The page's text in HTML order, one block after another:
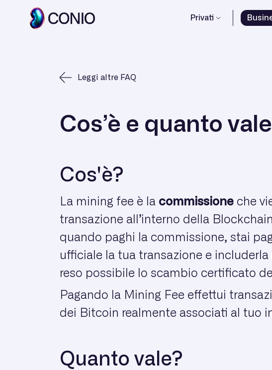
Privati
Leggi altre FAQ
Cos’è e quanto
Cos'è?
La mining fee è la commissione che
transazione all’interno della
quando paghi la commissione, stai
ufficiale la tua transazione e
reso possibile lo scambio certificato
Pagando la Mining Fee effettui
dei Bitcoin realmente associati al tuo
Quanto vale?